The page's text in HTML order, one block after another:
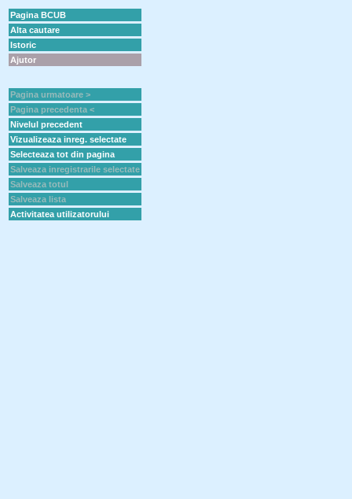
Pagina BCUB
Alta cautare
Istoric
Ajutor
Pagina urmatoare >
Pagina precedenta <
Nivelul precedent
Vizualizeaza inreg. selectate
Selecteaza tot din pagina
Salveaza inregistrarile selectate
Salveaza totul
Salveaza lista
Activitatea utilizatorului